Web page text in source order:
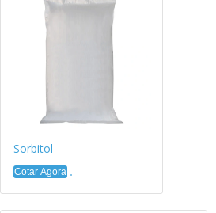
Sorbitol
Cotar Agora